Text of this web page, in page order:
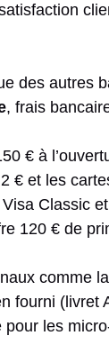
des autres
, frais
€ à
€ et les
Classic
120 € de
comme
fourni (livret
les